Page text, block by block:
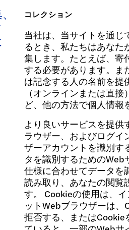
コレクション
当社は、当サイトを通じ
るとき、私たちはあなた
集します。たとえば、寄
する必要があります。ま
は記念する人の名前を提
（オンラインまたは直
ど、他の方法で個人情報
より良いサービスを提
ラウザー、およびログ
ザーアカウントを識別す
タを識別するための
仕様に合わせてデータを
読み取り、あなたの閲覧
す。 Cookieの使用は、
ットWebブラウザーは
拒否する、または